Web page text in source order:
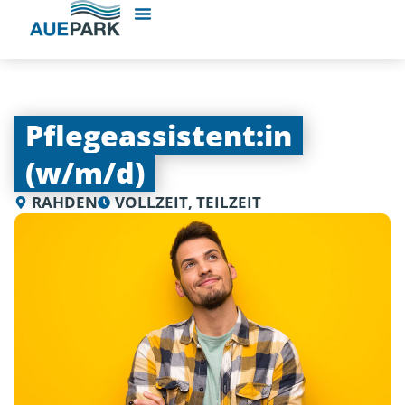
Pflegeassistent:in
(w/m/d)
RAHDEN VOLLZEIT, TEILZEIT